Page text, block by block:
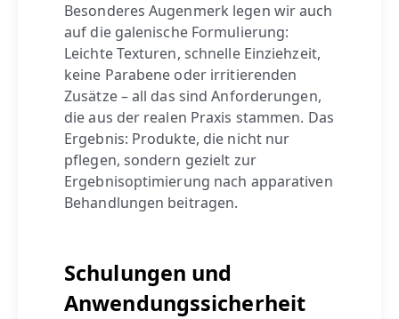
Besonderes Augenmerk legen wir auch
auf die galenische Formulierung:
Leichte Texturen, schnelle Einziehzeit,
keine Parabene oder irritierenden
Zusätze – all das sind Anforderungen,
die aus der realen Praxis stammen. Das
Ergebnis: Produkte, die nicht nur
pflegen, sondern gezielt zur
Ergebnisoptimierung nach apparativen
Behandlungen beitragen.
Schulungen und
Anwendungssicherheit